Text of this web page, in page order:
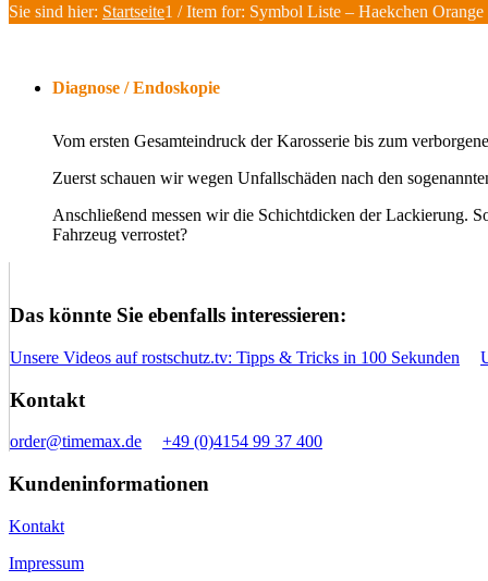
Sie sind hier: Startseite1 / Item for: Symbol Liste – Haekchen Orange
Diagnose / Endoskopie
Vom ersten Gesamteindruck der Karosserie bis zum
Zuerst schauen wir wegen Unfallschäden nach den
Anschließend messen wir die Schichtdicken der Lackierung.
Fahrzeug verrostet?
Das könnte Sie ebenfalls interessieren:
Unsere Videos auf rostschutz.tv: Tipps & Tricks in 100 Sekunden
Kontakt
order@timemax.de +49 (0)4154 99 37 400
Kundeninformationen
Kontakt
Impressum